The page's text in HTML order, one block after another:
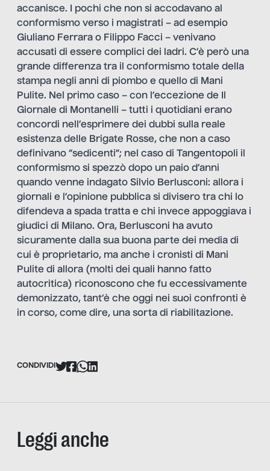
accanisce. I pochi che non si accodavano al
conformismo verso i magistrati – ad esempio
Giuliano Ferrara o Filippo Facci – venivano
accusati di essere complici dei ladri. C’è però una
grande differenza tra il conformismo totale della
stampa negli anni di piombo e quello di Mani
Pulite. Nel primo caso – con l’eccezione de Il
Giornale di Montanelli – tutti i quotidiani erano
concordi nell’esprimere dei dubbi sulla reale
esistenza delle Brigate Rosse, che non a caso
definivano “sedicenti”; nel caso di Tangentopoli il
conformismo si spezzò dopo un paio d’anni
quando venne indagato Silvio Berlusconi: allora i
giornali e l’opinione pubblica si divisero tra chi lo
difendeva a spada tratta e chi invece appoggiava i
giudici di Milano. Ora, Berlusconi ha avuto
sicuramente dalla sua buona parte dei media di
cui è proprietario, ma anche i cronisti di Mani
Pulite di allora (molti dei quali hanno fatto
autocritica) riconoscono che fu eccessivamente
demonizzato, tant’è che oggi nei suoi confronti è
in corso, come dire, una sorta di riabilitazione.
CONDIVIDI
Leggi anche